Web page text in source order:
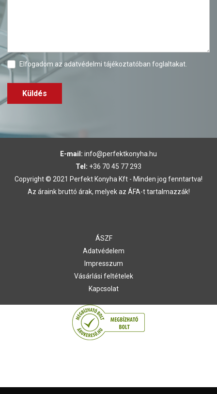
Elfogadom az adatvédelmi tájékoztatóban foglaltakat.
Küldés
E-mail: info@perfektkonyha.hu
Tel: +36 70 45 77 293
Copyright © 2021 Perfekt Konyha Kft - Minden jog fenntartva!
Az áraink bruttó árak, melyek az ÁFA-t tartalmazzák!
ÁSZF
Adatvédelem
Impresszum
Vásárlási feltételek
Kapcsolat